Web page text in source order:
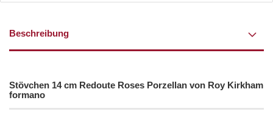
Beschreibung
Stövchen 14 cm Redoute Roses Porzellan von Roy Kirkham
formano